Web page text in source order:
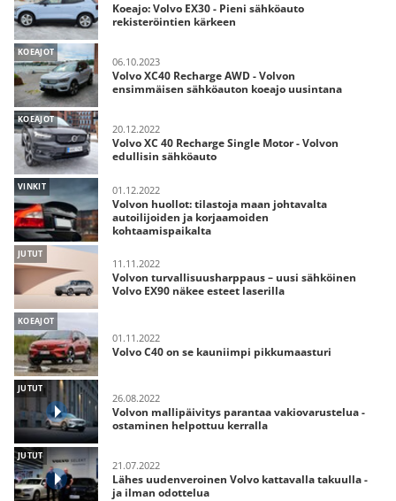
Koeajo: Volvo EX30 - Pieni sähköauto
rekisteröintien kärkeen
KOEAJOT
06.10.2023
Volvo XC40 Recharge AWD - Volvon
ensimmäisen sähköauton koeajo uusintana
KOEAJOT
20.12.2022
Volvo XC 40 Recharge Single Motor - Volvon
edullisin sähköauto
VINKIT 01.12.2022
Volvon huollot: tilastoja maan johtavalta
autoilijoiden ja korjaamoiden
kohtaamispaikalta
JUTUT
11.11.2022
Volvon turvallisuusharppaus – uusi sähköinen
Volvo EX90 näkee esteet laserilla
KOEAJOT
01.11.2022
Volvo C40 on se kauniimpi pikkumaasturi
JUTUT
26.08.2022
Volvon mallipäivitys parantaa vakiovarustelua -
ostaminen helpottuu kerralla
JUTUT
21.07.2022
Lähes uudenveroinen Volvo kattavalla takuulla -
ja ilman odottelua